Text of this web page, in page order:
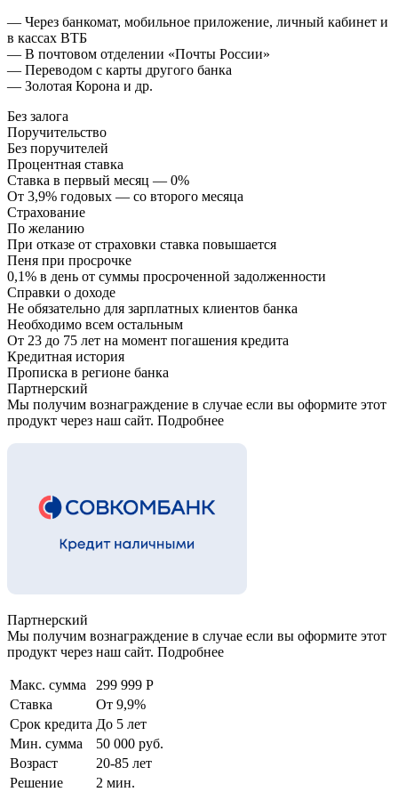
— Через банкомат, мобильное приложение, личный кабинет и
в кассах ВТБ
— В почтовом отделении «Почты России»
— Переводом с карты другого банка
— Золотая Корона и др.
Без залога
Поручительство
Без поручителей
Процентная ставка
Ставка в первый месяц — 0%
От 3,9% годовых — со второго месяца
Страхование
По желанию
При отказе от страховки ставка повышается
Пеня при просрочке
0,1% в день от суммы просроченной задолженности
Справки о доходе
Не обязательно для зарплатных клиентов банка
Необходимо всем остальным
От 23 до 75 лет на момент погашения кредита
Кредитная история
Прописка в регионе банка
Партнерский
Мы получим вознаграждение в случае если вы оформите этот
продукт через наш сайт. Подробнее
Партнерский
Мы получим вознаграждение в случае если вы оформите этот
продукт через наш сайт. Подробнее
Макс. сумма
299 999 Р
Ставка
От 9,9%
Срок кредита До 5 лет
Мин. сумма
50 000 руб.
Возраст
20-85 лет
Решение
2 мин.